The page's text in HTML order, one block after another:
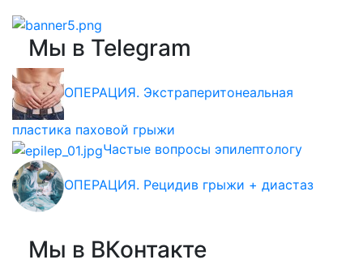
Мы в Telegram
ОПЕРАЦИЯ. Экстраперитонеальная
пластика паховой грыжи
Частые вопросы эпилептологу
ОПЕРАЦИЯ. Рецидив грыжи + диастаз
Мы в ВКонтакте